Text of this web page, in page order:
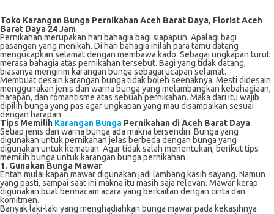
Toko Karangan Bunga Pernikahan Aceh Barat Daya, Florist Aceh
Barat Daya 24 Jam
Pernikahan merupakan hari bahagia bagi siapapun. Apalagi bagi
pasangan yang menikah. Di hari bahagia inilah para tamu datang
mengucapkan selamat dengan membawa kado. Sebagai ungkapan turut
merasa bahagia atas pernikahan tersebut. Bagi yang tidak datang,
biasanya mengirim karangan bunga sebagai ucapan selamat.
Membuat desain karangan bunga tidak boleh seenaknya. Mesti didesain
menggunakan jenis dan warna bunga yang melambangkan kebahagiaan,
harapan, dan romantisme atas sebuah pernikahan. Maka dari itu wajib
dipilih bunga yang pas agar ungkapan yang mau disampaikan sesuai
dengan harapan.
Tips Memilih Karangan Bunga Pernikahan di Aceh Barat Daya
Setiap jenis dan warna bunga ada makna tersendiri. Bunga yang
digunakan untuk pernikahan jelas berbeda dengan bunga yang
digunakan untuk kematian. Agar tidak salah menentukan, berikut tips
memilih bunga untuk karangan bunga pernikahan :
1. Gunakan Bunga Mawar
Entah mulai kapan mawar digunakan jadi lambang kasih sayang. Namun
yang pasti, sampai saat ini makna itu masih saja relevan. Mawar kerap
digunakan buat bermacam acara yang berkaitan dengan cinta dan
komitmen.
Banyak laki-laki yang menghadiahkan bunga mawar pada kekasihnya